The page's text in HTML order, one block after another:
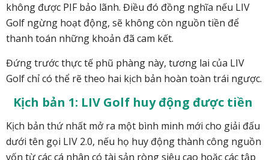
không được PIF bảo lãnh. Điều đó đồng nghĩa nếu LIV
Golf ngừng hoạt động, sẽ không còn nguồn tiền để
thanh toán những khoản đã cam kết.
Đứng trước thực tế phũ phàng này, tương lai của LIV
Golf chỉ có thể rẽ theo hai kịch bản hoàn toàn trái ngược.
Kịch bản 1: LIV Golf huy động được tiền
Kịch bản thứ nhất mở ra một bình minh mới cho giải đấu
dưới tên gọi LIV 2.0, nếu họ huy động thành công nguồn
vốn từ các cá nhân có tài sản ròng siêu cao hoặc các tập